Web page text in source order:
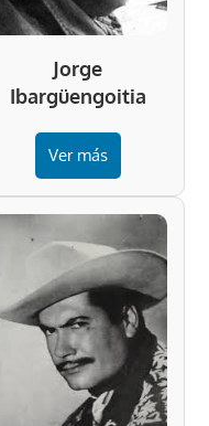
Jorge
Ibargüengoitia
Ver más